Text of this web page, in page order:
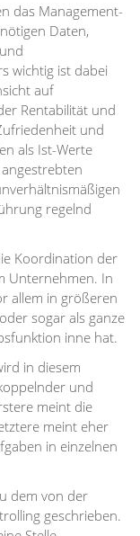
das Management-
Daten,
wichtig ist dabei
auf
Rentabilität und
und
als Ist-Werte
regelnd
Koordination der
Unternehmen. In
allem in größeren
sogar als ganze
inne hat.
in diesem
und
meint die
meint eher
in einzelnen
dem von der
geschrieben.